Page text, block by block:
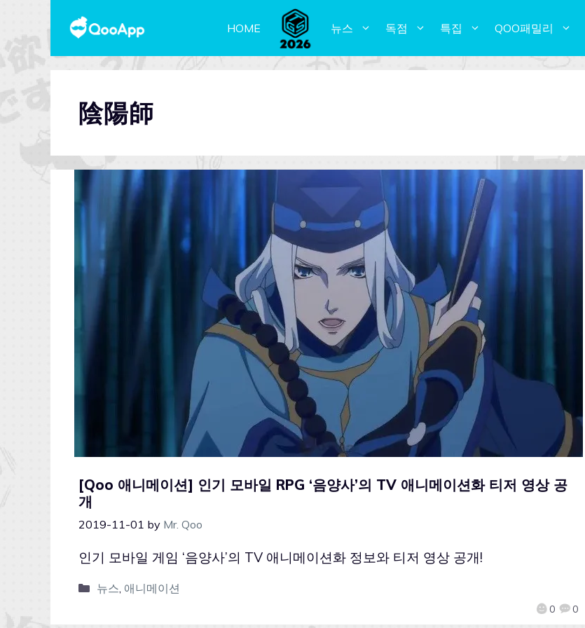
HOME 뉴스 독점 특집 QOO패밀리
陰陽師
[Qoo 애니메이션] 인기 모바일 RPG ‘음양사’의 TV 애니메이션화 티저 영상 공
개
2019-11-01 by Mr. Qoo
0 0
인기 모바일 게임 ‘음양사’의 TV 애니메이션화 정보와 티저 영상 공개!
뉴스, 애니메이션